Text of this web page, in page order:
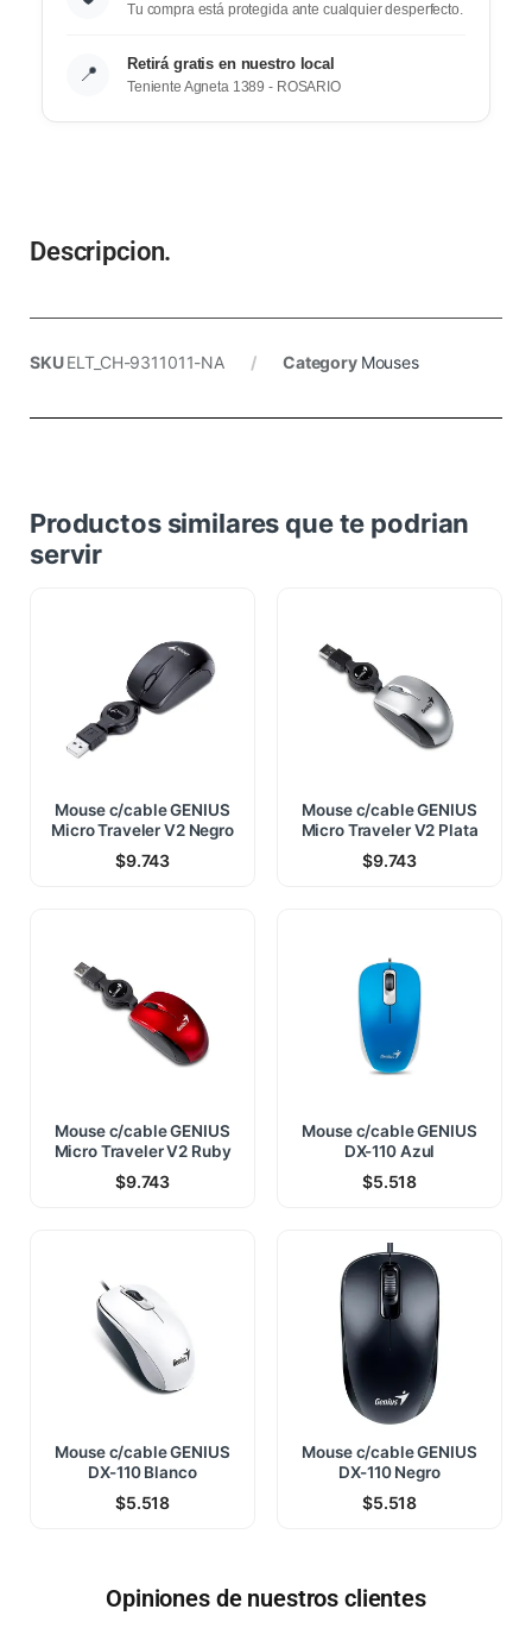
Tu compra está protegida ante cualquier desperfecto.
📍 Retirá gratis en nuestro local
Teniente Agneta 1389 - ROSARIO
Descripcion.
SKUELT_CH-9311011-NA Category Mouses
Productos similares que te podrian
servir
Mouse c/cable GENIUS
Micro Traveler V2 Negro
$9.743
Mouse c/cable GENIUS
Micro Traveler V2 Plata
$9.743
Mouse c/cable GENIUS
Micro Traveler V2 Ruby
$9.743
Mouse c/cable GENIUS
DX-110 Azul
$5.518
Mouse c/cable GENIUS
DX-110 Blanco
$5.518
Mouse c/cable GENIUS
DX-110 Negro
$5.518
Opiniones de nuestros clientes